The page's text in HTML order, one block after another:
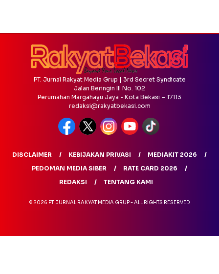
PT. Jurnal Rakyat Media Grup | 3rd Secret Syndicate
Jalan Beringin III No. 102
Perumahan Margahayu Jaya - Kota Bekasi – 17113
redaksi@rakyatbekasi.com
DISCLAIMER KEBIJAKAN PRIVASI
MEDIAKIT 2026
PEDOMAN MEDIA SIBER
RATE CARD 2026
REDAKSI
TENTANG KAMI
© 2026 PT. JURNAL RAKYAT MEDIA GRUP - ALL RIGHTS RESERVED